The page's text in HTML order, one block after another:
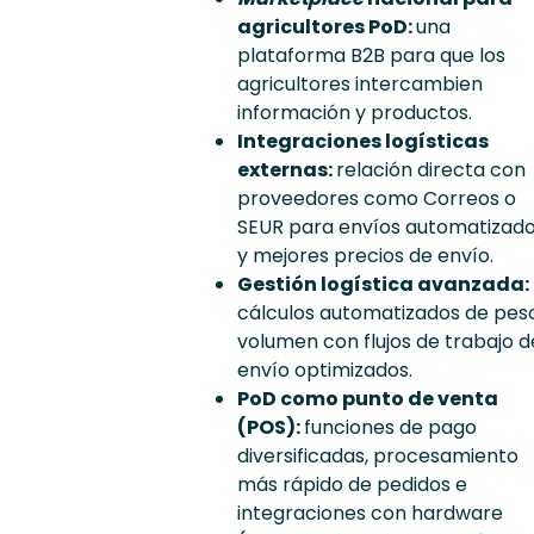
agricultores PoD:una
plataforma B2B para que los
agricultores intercambien
información y productos.
Integraciones logísticas
externas:relación directa con
proveedores como Correos o
SEUR para envíos
y mejores precios de envío.
Gestión logística avanzada:
cálculos automatizados de
volumen con flujos de trabajo
envío optimizados.
PoD como punto de venta
(POS):funciones de pago
diversificadas, procesamiento
más rápido de pedidos e
integraciones con hardware